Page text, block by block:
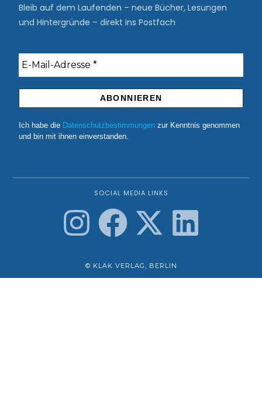
Bleib auf dem Laufenden – neue Bücher, Lesungen
und Hintergründe – direkt ins Postfach
Ich habe die Datenschutzbestimmungen zur Kenntnis genommen
und bin mit ihnen einverstanden.
SOCIAL MEDIA LINKS
© KLAK VERLAG, BERLIN